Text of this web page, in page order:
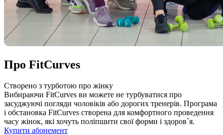
Про FitCurves
Створено з турботою про жінку
Вибираючи FitCurves ви можете не турбуватися про
засуджуючі погляди чоловіків або дорогих тренерів. Програма
і обстановка FitCurves створена для комфортного проведення
часу жінок, які хочуть поліпшити свої форми і здоров`я.
Купити абонемент